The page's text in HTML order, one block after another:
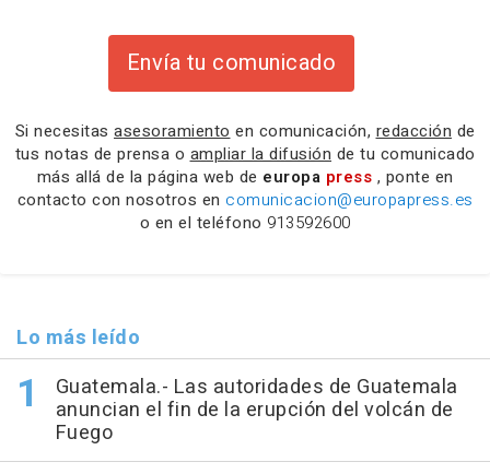
Envía tu comunicado
Si necesitas asesoramiento en comunicación, redacción de
tus notas de prensa o ampliar la difusión de tu comunicado
más allá de la página web de europa press , ponte en
contacto con nosotros en comunicacion@europapress.es
o en el teléfono 913592600
Lo más leído
Guatemala.- Las autoridades de Guatemala
anuncian el fin de la erupción del volcán de
Fuego